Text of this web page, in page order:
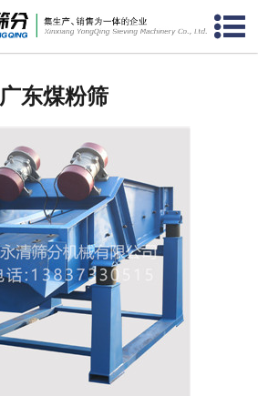
网站首页
广东振动电机
广东输送设备
广东振动平台
广东仓壁振动器
广东筛机配件
广东煤粉筛